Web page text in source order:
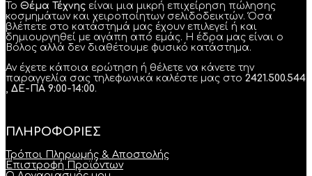
Το Θέμα Τέχνης είναι μια μικρή επιχείρηση πώλησης
κοσμημάτων και χειροποίητων σελιδοδεικτών. Όσα
βλέπετε στο κατάστημά μας έχουν επιλεγεί ή και
δημιουργηθεί με αγάπη από εμάς. Η έδρα μας είναι ο
Βόλος αλλά δεν διαθέτουμε φυσικό κατάστημα.
Αν έχετε κάποια ερώτηση ή θέλετε να κάνετε την
παραγγελία σας τηλεφωνικά καλέστε μας στο 2421.500.544
, ΔΕ-ΠΑ 9:00-14:00.
ΠΛΗΡΟΦΟΡΙΕΣ
Τρόποι Πληρωμής & Αποστολής
Επιστροφή Προϊόντων